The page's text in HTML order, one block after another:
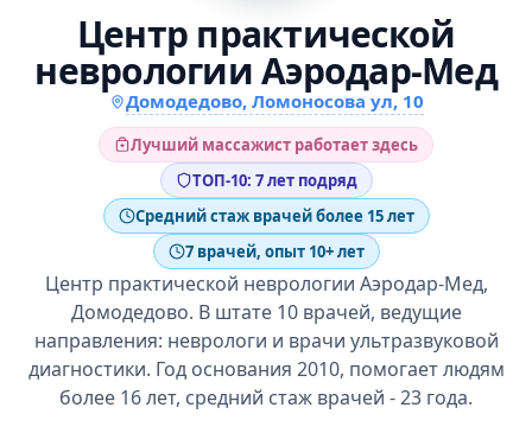
Центр практической
неврологии Аэродар-Мед
Домодедово, Ломоносова ул, 10
Лучший массажист работает здесь
ТОП-10: 7 лет подряд
Средний стаж врачей более 15 лет
7 врачей, опыт 10+ лет
Центр практической неврологии Аэродар-Мед,
Домодедово. В штате 10 врачей, ведущие
направления: неврологи и врачи ультразвуковой
диагностики. Год основания 2010, помогает людям
более 16 лет, средний стаж врачей - 23 года.